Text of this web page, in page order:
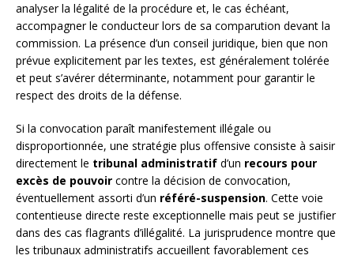
analyser la légalité de la procédure et, le cas échéant,
accompagner le conducteur lors de sa comparution devant la
commission. La présence d’un conseil juridique, bien que non
prévue explicitement par les textes, est généralement tolérée
et peut s’avérer déterminante, notamment pour garantir le
respect des droits de la défense.
Si la convocation paraît manifestement illégale ou
disproportionnée, une stratégie plus offensive consiste à saisir
directement le tribunal administratif d’un recours pour
excès de pouvoir contre la décision de convocation,
éventuellement assorti d’un référé-suspension. Cette voie
contentieuse directe reste exceptionnelle mais peut se justifier
dans des cas flagrants d’illégalité. La jurisprudence montre que
les tribunaux administratifs accueillent favorablement ces